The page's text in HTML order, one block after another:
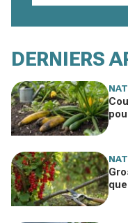
DERNIERS